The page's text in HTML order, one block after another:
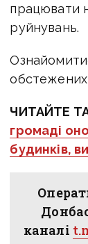
працювати
руйнувань.
обстежених
ЧИТАЙТЕ
громаді
будинків,
каналі